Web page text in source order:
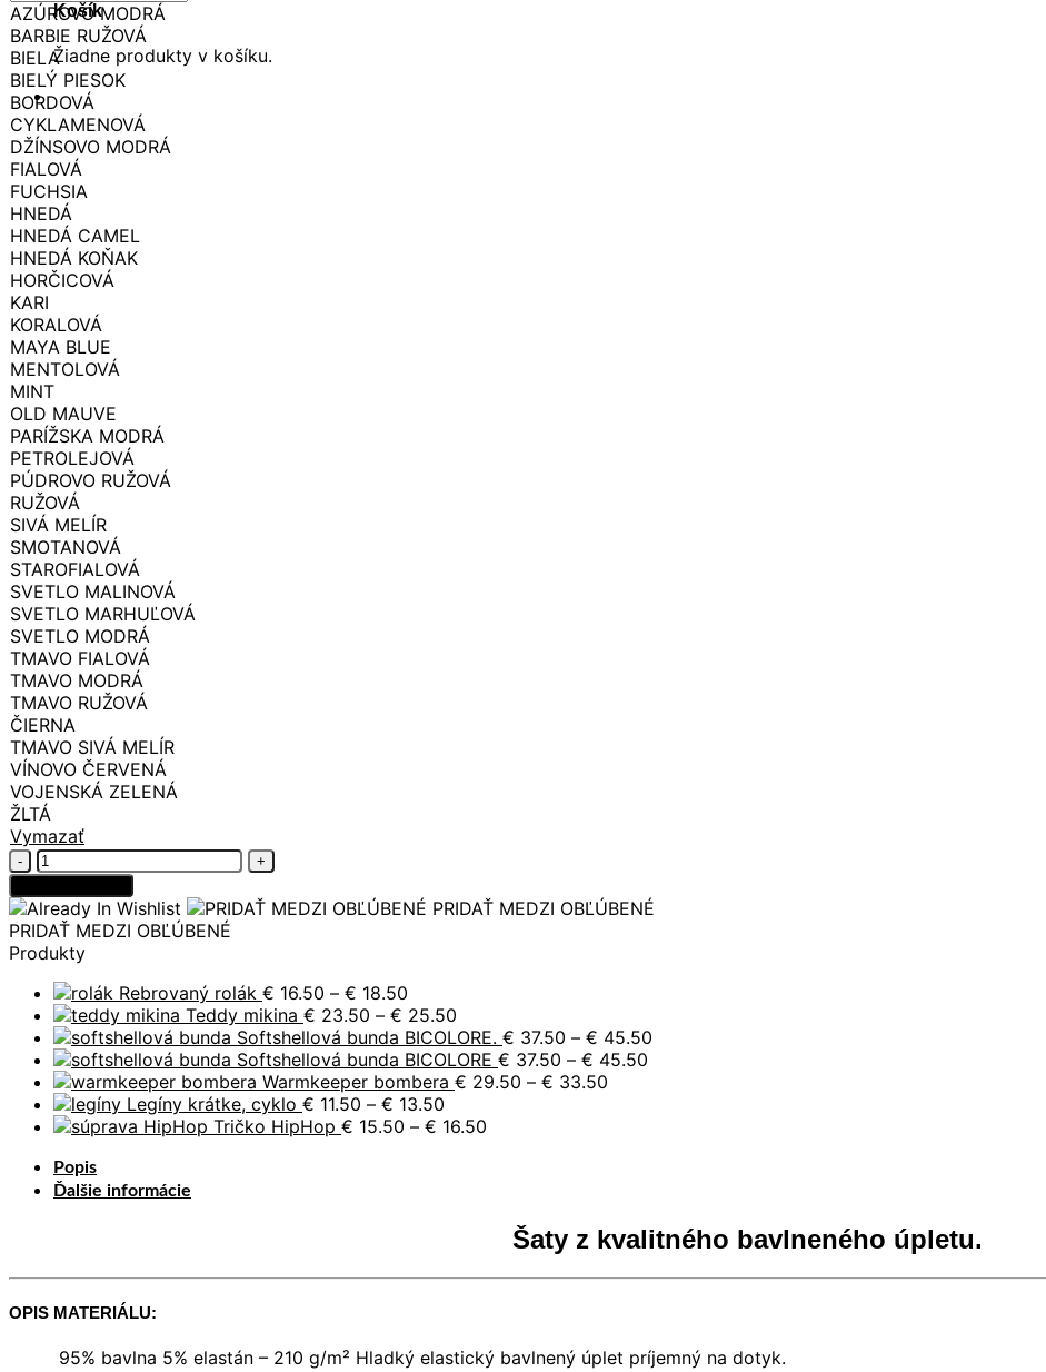
Košík
Žiadne produkty v košíku.
AZÚROVO MODRÁ
BARBIE RUŽOVÁ
BIELA
BIELÝ PIESOK
BORDOVÁ
CYKLAMENOVÁ
DŽÍNSOVO MODRÁ
FIALOVÁ
FUCHSIA
HNEDÁ
HNEDÁ CAMEL
HNEDÁ KOŇAK
HORČICOVÁ
KARI
KORALOVÁ
MAYA BLUE
MENTOLOVÁ
MINT
OLD MAUVE
PARÍŽSKA MODRÁ
PETROLEJOVÁ
PÚDROVO RUŽOVÁ
RUŽOVÁ
SIVÁ MELÍR
SMOTANOVÁ
STAROFIALOVÁ
SVETLO MALINOVÁ
SVETLO MARHUĽOVÁ
SVETLO MODRÁ
TMAVO FIALOVÁ
TMAVO MODRÁ
TMAVO RUŽOVÁ
ČIERNA
TMAVO SIVÁ MELÍR
VÍNOVO ČERVENÁ
VOJENSKÁ ZELENÁ
ŽLTÁ
Vymazať
množstvo
ŠATY
SIMPLE
PRIDAŤ MEDZI OBĽÚBENÉ
PRIDAŤ MEDZI OBĽÚBENÉ
Produkty
Rebrovaný rolák € 16.50 – € 18.50
range:
€ 16.50
through
€ 18.50
Teddy mikina € 23.50 – € 25.50
range:
€ 23.50
through
Softshellová bunda BICOLORE. € 37.50 – € 45.50
Softshellová bunda BICOLORE € 37.50 – € 45.50
Warmkeeper bombera € 29.50 – € 33.50
Legíny krátke, cyklo € 11.50 – € 13.50
range:
Tričko HipHop € 15.50 – € 16.50
Popis
Ďalšie informácie
Šaty z kvalitného bavlneného úpletu.
OPIS MATERIÁLU:
95% bavlna 5% elastán – 210 g/m² Hladký elastický bavlnený úplet príjemný na dotyk.